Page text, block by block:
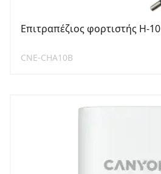
Επιτραπέζιος φορτιστής H-10
CNE-CHA10B